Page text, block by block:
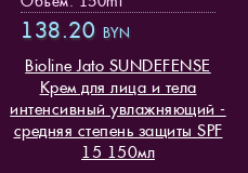
138.20 BYN
Bioline Jato SUNDEFENSE
Крем для лица и тела
интенсивный увлажняющий -
средняя степень защиты SPF
15 150мл